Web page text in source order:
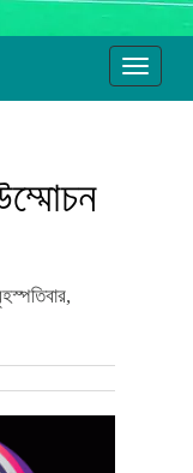
Toggle